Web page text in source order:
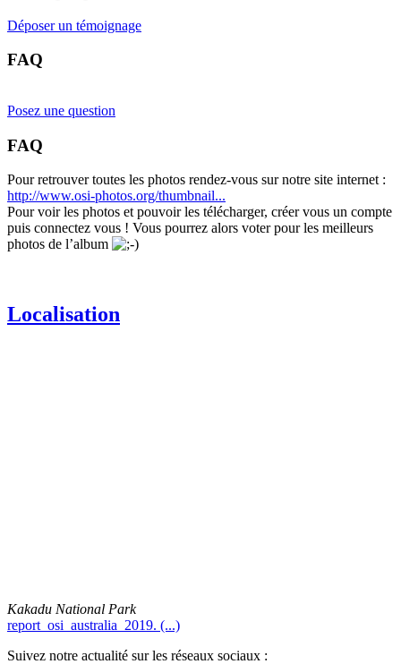
Déposer un témoignage
FAQ
Posez une question
FAQ
Pour retrouver toutes les photos rendez-vous sur notre site internet :
http://www.osi-photos.org/thumbnail...
Pour voir les photos et pouvoir les télécharger, créer vous un compte
puis connectez vous ! Vous pourrez alors voter pour les meilleurs
photos de l’album
Localisation
Kakadu National Park
report_osi_australia_2019. (...)
Suivez notre actualité sur les réseaux sociaux :